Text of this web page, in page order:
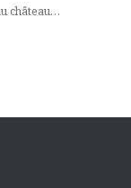
château…